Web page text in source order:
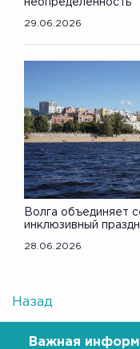
неопределенность
29.06.2026
Волга объединяет
инклюзивный
28.06.2026
Назад
Важная